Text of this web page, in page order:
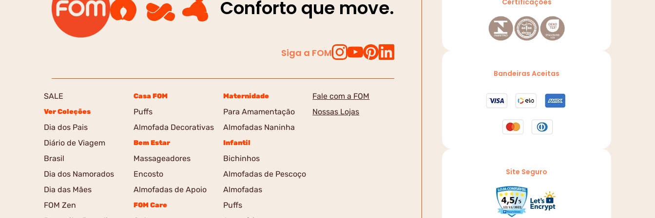
Conforto que move.
Siga a FOM
SALE
Ver Coleções
Dia dos Pais
Diário de Viagem
Brasil
Dia dos Namorados
Dia das Mães
FOM Zen
Casa FOM
Puffs
Almofada Decorativas
Bem Estar
Massageadores
Encosto
Almofadas de Apoio
FOM Care
Maternidade
Para Amamentação
Almofadas Naninha
Infantil
Bichinhos
Almofadas de Pescoço
Almofadas
Puffs
Fale com a FOM
Nossas Lojas
Certificações
Bandeiras Aceitas
Site Seguro